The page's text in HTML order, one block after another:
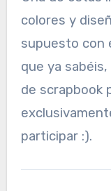
colores y
supuesto con
que ya
de scrapbook
participar :).